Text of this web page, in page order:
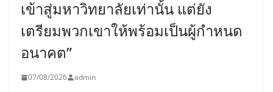
เข้าสู่มหาวิทยาลัยเท่านั้น แต่ยัง
เตรียมพวกเขาให้พร้อมเป็นผู้กำหนด
อนาคต”
07/08/2026 admin